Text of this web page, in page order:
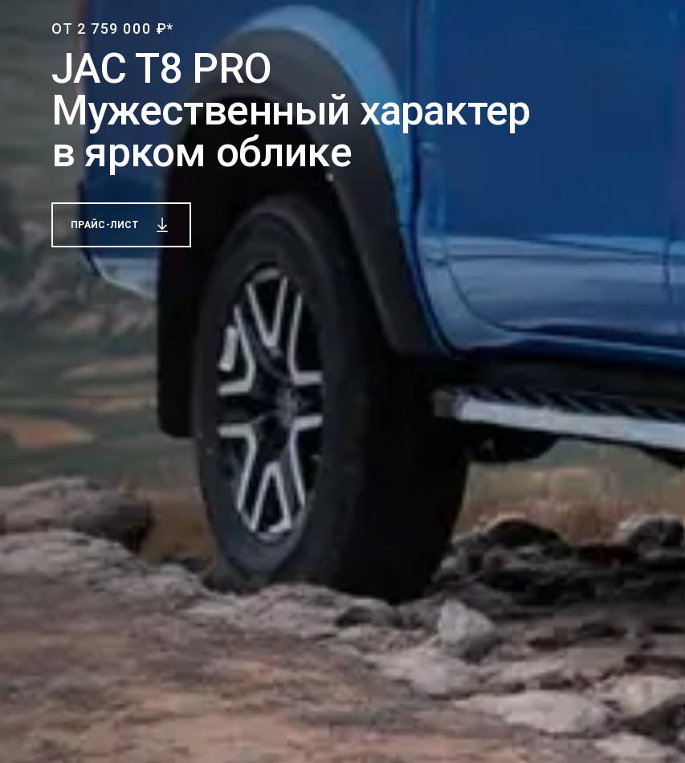
ОТ 2 759 000 ₽*
JAC T8 PRO
­Мужественный характер
в ярком облике
ПРАЙС-ЛИСТ